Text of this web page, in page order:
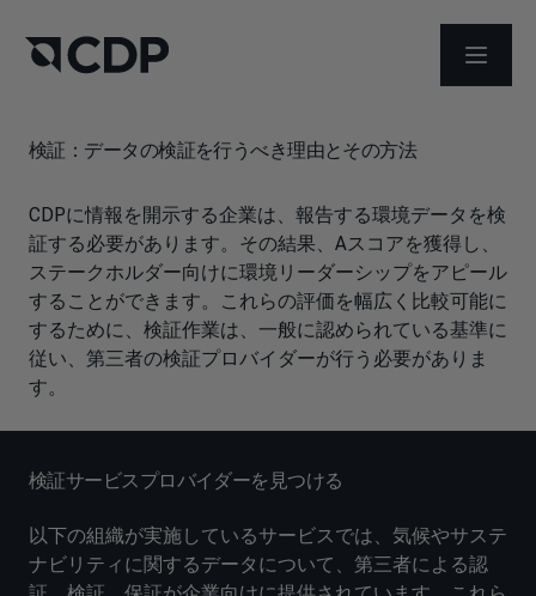
メニュ
検証：データの検証を行うべき理由とその方法
CDPに情報を開示する企業は、報告する環境データを検
証する必要があります。その結果、Aスコアを獲得し、
ステークホルダー向けに環境リーダーシップをアピール
することができます。これらの評価を幅広く比較可能に
するために、検証作業は、一般に認められている基準に
従い、第三者の検証プロバイダーが行う必要がありま
す。
検証サービスプロバイダーを見つける
以下の組織が実施しているサービスでは、気候やサステ
ナビリティに関するデータについて、第三者による認